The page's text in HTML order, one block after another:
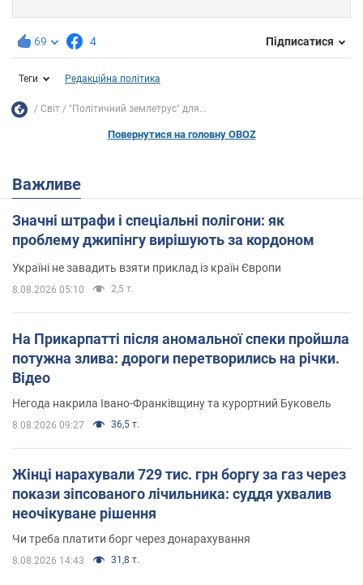
69 4 Підписатися
Теги Редакційна політика
Світ "Політичний землетрус" для...
Повернутися на головну OBOZ
Важливе
Значні штрафи і спеціальні полігони: як
проблему джипінгу вирішують за кордоном
Україні не завадить взяти приклад із країн Європи
8.08.2026 05:10 2,5 т.
На Прикарпатті після аномальної спеки пройшла
потужна злива: дороги перетворились на річки.
Відео
Негода накрила Івано-Франківщину та курортний Буковель
8.08.2026 09:27 36,5 т.
Жінці нарахували 729 тис. грн боргу за газ через
покази зіпсованого лічильника: суддя ухвалив
неочікуване рішення
Чи треба платити борг через донарахування
8.08.2026 14:43 31,8 т.